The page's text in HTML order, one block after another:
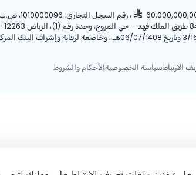
، رقم السجل التجاري: 1010000096، ص.ب: 28 الرياض 11411 المملكة العربية السعودية، هاتف:
الارتباطسياسة الخصوصيةالأحكام والشروط